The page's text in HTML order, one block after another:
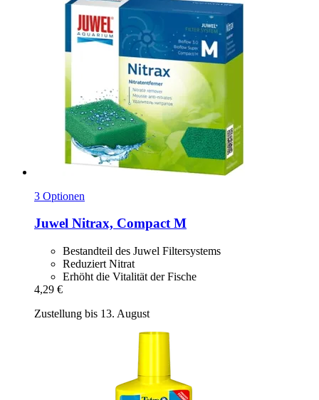
3 Optionen
Juwel Nitrax, Compact M
Bestandteil des Juwel Filtersystems
Reduziert Nitrat
Erhöht die Vitalität der Fische
4,29 €
Zustellung bis 13. August